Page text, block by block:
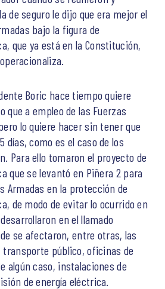
de seguro le dijo que era mejor el
bajo la figura de
que ya está en la Constitución,
Boric hace tiempo quiere
que a empleo de las Fuerzas
lo quiere hacer sin tener que
días, como es el caso de los
Para ello tomaron el proyecto de
que se levantó en Piñera 2 para
Armadas en la protección de
de modo de evitar lo ocurrido en
en el llamado
se afectaron, entre otras, las
transporte público, oficinas de
algún caso, instalaciones de
de energía eléctrica.